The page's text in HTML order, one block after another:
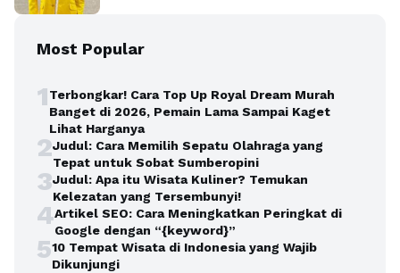
Most Popular
1Terbongkar! Cara Top Up Royal Dream Murah
Banget di 2026, Pemain Lama Sampai Kaget
Lihat Harganya
2Judul: Cara Memilih Sepatu Olahraga yang
Tepat untuk Sobat Sumberopini
3Judul: Apa itu Wisata Kuliner? Temukan
Kelezatan yang Tersembunyi!
4Artikel SEO: Cara Meningkatkan Peringkat di
Google dengan “{keyword}”
510 Tempat Wisata di Indonesia yang Wajib
Dikunjungi